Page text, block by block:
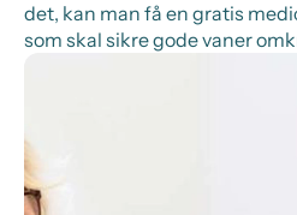
det, kan man få en gratis
som skal sikre gode vaner